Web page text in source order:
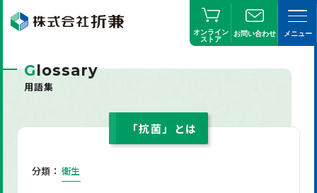
オンライン
ストア
お問い合わせ メニュー
Glossary
用語集
「抗菌」とは
分類： 衛生